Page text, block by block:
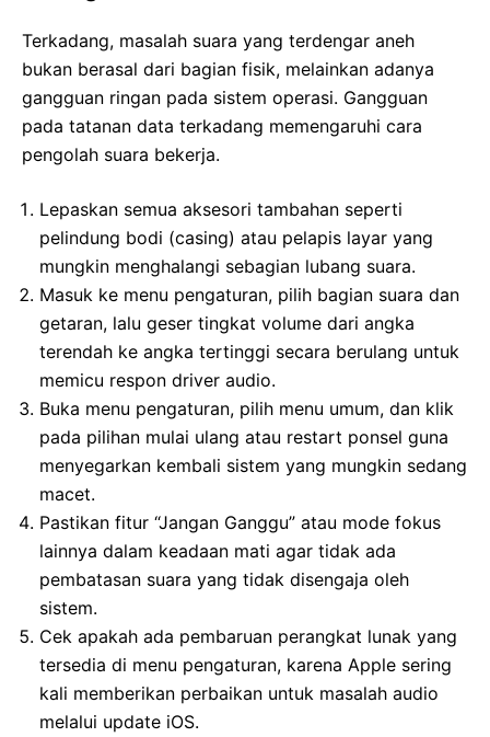
Terkadang, masalah suara yang terdengar aneh
bukan berasal dari bagian fisik, melainkan adanya
gangguan ringan pada sistem operasi. Gangguan
pada tatanan data terkadang memengaruhi cara
pengolah suara bekerja.
Lepaskan semua aksesori tambahan seperti
pelindung bodi (casing) atau pelapis layar yang
mungkin menghalangi sebagian lubang suara.
Masuk ke menu pengaturan, pilih bagian suara dan
getaran, lalu geser tingkat volume dari angka
terendah ke angka tertinggi secara berulang untuk
memicu respon driver audio.
Buka menu pengaturan, pilih menu umum, dan klik
pada pilihan mulai ulang atau restart ponsel guna
menyegarkan kembali sistem yang mungkin sedang
macet.
Pastikan fitur “Jangan Ganggu” atau mode fokus
lainnya dalam keadaan mati agar tidak ada
pembatasan suara yang tidak disengaja oleh
sistem.
Cek apakah ada pembaruan perangkat lunak yang
tersedia di menu pengaturan, karena Apple sering
kali memberikan perbaikan untuk masalah audio
melalui update iOS.